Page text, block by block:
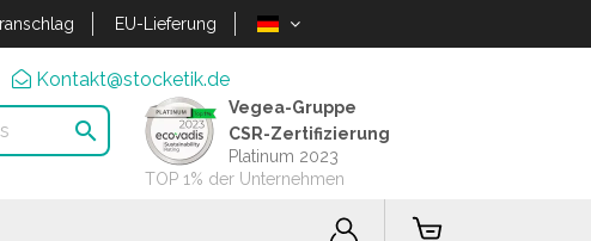
EU-Lieferung
Kontakt@stocketik.de

Vegea-Gruppe
CSR-Zertifizierung
Platinum 2023
TOP 1% der Unternehmen